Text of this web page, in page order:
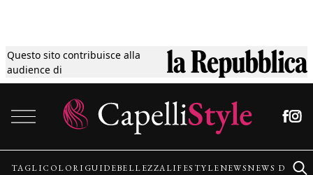
Questo sito contribuisce alla
audience di
Tagli
Colori
Guide
TAGLICOLORI GUIDEBELLEZZALIFESTYLENEWSNEWS